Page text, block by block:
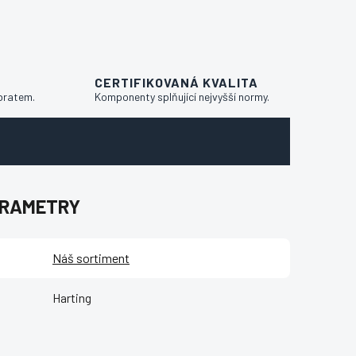
CERTIFIKOVANÁ KVALITA
Komponenty splňující nejvyšší normy.
Náš sortiment
Harting